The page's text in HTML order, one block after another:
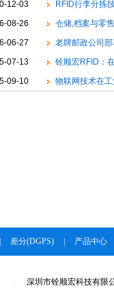
技术在智慧工厂
12-03
RFID行李分拣
08-26
仓储,档案与零
确选型RFID天线?
06-27
老牌邮政公司
联规模应用渐近
07-13
铨顺宏RFID：
么效果
09-10 物联网技术在
差分(DGPS) 产品中心
深圳市铨顺宏科技有限